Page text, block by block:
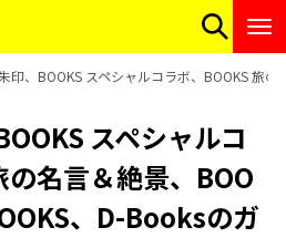
印、BOOKS スペシャルコラボ、BOOKS 旅
スペシャルコ
の名言＆絶景、BOO
、D-Booksのガ